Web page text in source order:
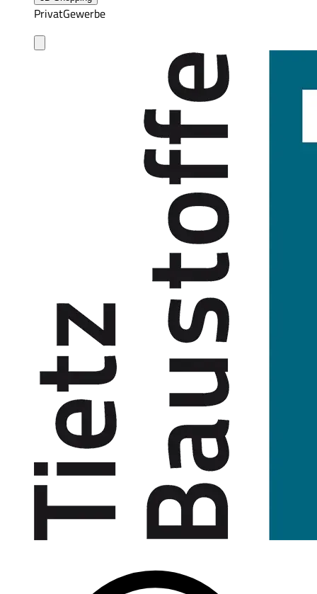
PrivatGewerbe